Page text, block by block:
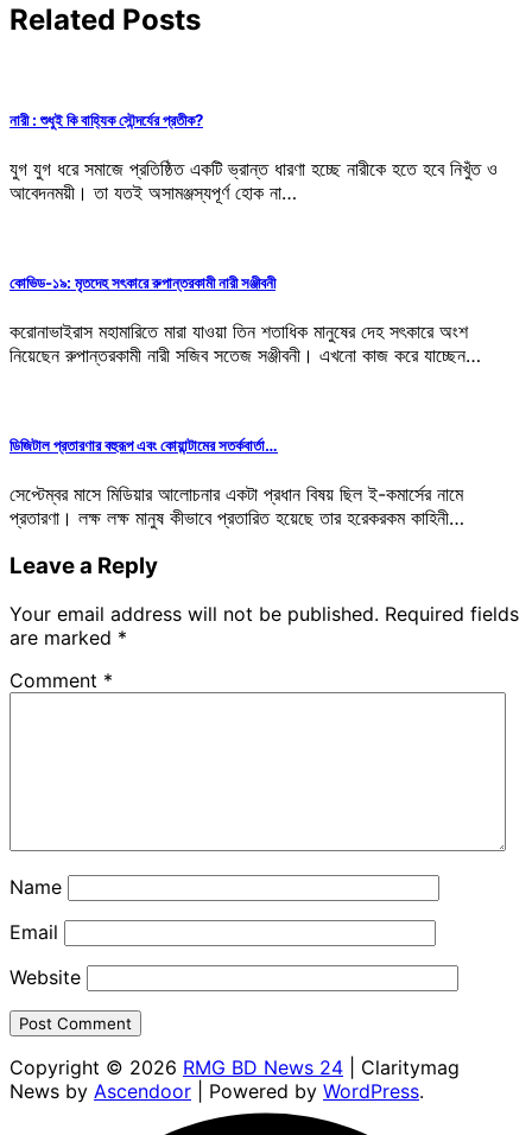
Related Posts
নারী : শুধুই কি বাহ্যিক সৌন্দর্যের প্রতীক?
যুগ যুগ ধরে সমাজে প্রতিষ্ঠিত একটি ভ্রান্ত ধারণা হচ্ছে নারীকে হতে হবে নিখুঁত ও
আবেদনময়ী। তা যতই অসামঞ্জস্যপূর্ণ হোক না…
কোভিড-১৯: মৃতদেহ সৎকারে রুপান্তরকামী নারী সঞ্জীবনী
করোনাভাইরাস মহামারিতে মারা যাওয়া তিন শতাধিক মানুষের দেহ সৎকারে অংশ
নিয়েছেন রুপান্তরকামী নারী সজিব সতেজ সঞ্জীবনী। এখনো কাজ করে যাচ্ছেন…
ডিজিটাল প্রতারণার বহুরূপ এবং কোয়ান্টামের সতর্কবার্তা…
সেপ্টেম্বর মাসে মিডিয়ার আলোচনার একটা প্রধান বিষয় ছিল ই-কমার্সের নামে
প্রতারণা। লক্ষ লক্ষ মানুষ কীভাবে প্রতারিত হয়েছে তার হরেকরকম কাহিনী…
Leave a Reply
Your email address will not be published. Required fields
are marked *
Comment *
Name
Email
Website
Copyright © 2026 RMG BD News 24 | Claritymag
News by Ascendoor | Powered by WordPress.